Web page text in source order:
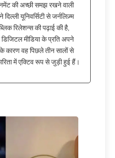
की अच्छी समझ रखने वाली
दिल्ली यूनिवर्सिटी से जर्नलिज़्म
रिलेशन्स की पढ़ाई की है,
मीडिया के प्रति अपने
कारण वह पिछले तीन सालों से
में एक्टिव रूप से जुड़ी हुई हैं।